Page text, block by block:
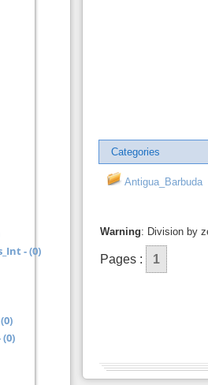
Categories
Antigua_Barbuda
Warning: Division by
Pages : 1
- (0)